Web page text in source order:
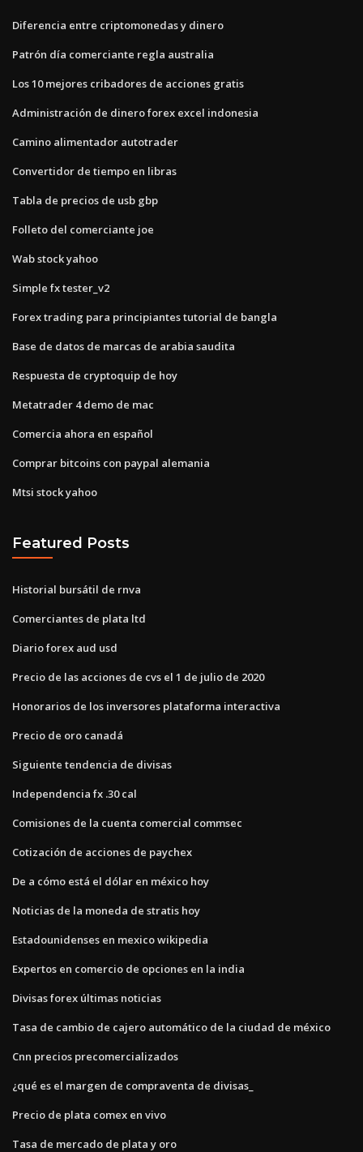
Diferencia entre criptomonedas y dinero
Patrón día comerciante regla australia
Los 10 mejores cribadores de acciones gratis
Administración de dinero forex excel indonesia
Camino alimentador autotrader
Convertidor de tiempo en libras
Tabla de precios de usb gbp
Folleto del comerciante joe
Wab stock yahoo
Simple fx tester_v2
Forex trading para principiantes tutorial de bangla
Base de datos de marcas de arabia saudita
Respuesta de cryptoquip de hoy
Metatrader 4 demo de mac
Comercia ahora en español
Comprar bitcoins con paypal alemania
Mtsi stock yahoo
Featured Posts
Historial bursátil de rnva
Comerciantes de plata ltd
Diario forex aud usd
Precio de las acciones de cvs el 1 de julio de 2020
Honorarios de los inversores plataforma interactiva
Precio de oro canadá
Siguiente tendencia de divisas
Independencia fx .30 cal
Comisiones de la cuenta comercial commsec
Cotización de acciones de paychex
De a cómo está el dólar en méxico hoy
Noticias de la moneda de stratis hoy
Estadounidenses en mexico wikipedia
Expertos en comercio de opciones en la india
Divisas forex últimas noticias
Tasa de cambio de cajero automático de la ciudad de méxico
Cnn precios precomercializados
¿qué es el margen de compraventa de divisas_
Precio de plata comex en vivo
Tasa de mercado de plata y oro